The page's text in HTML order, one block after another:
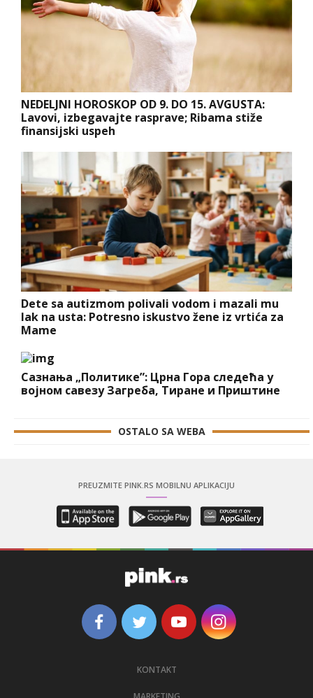
NEDELJNI HOROSKOP OD 9. DO 15. AVGUSTA:
Lavovi, izbegavajte rasprave; Ribama stiže
finansijski uspeh
Dete sa autizmom polivali vodom i mazali mu
lak na usta: Potresno iskustvo žene iz vrtića za
Mame
Сазнања „Политике”: Црна Гора следећа у
војном савезу Загреба, Тиране и Приштине
OSTALO SA WEBA
PREUZMITE PINK.RS MOBILNU APLIKACIJU
KONTAKT